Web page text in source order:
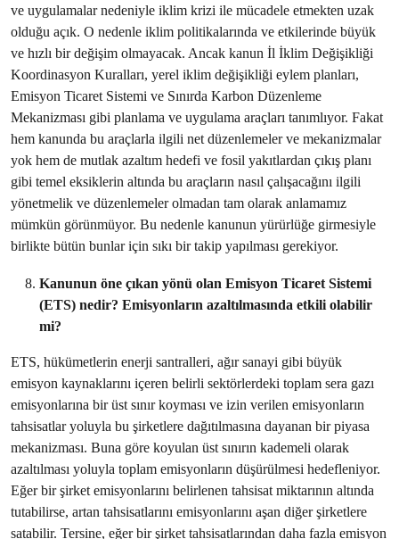
ve uygulamalar nedeniyle iklim krizi ile mücadele etmekten uzak
olduğu açık. O nedenle iklim politikalarında ve etkilerinde büyük
ve hızlı bir değişim olmayacak. Ancak kanun İl İklim Değişikliği
Koordinasyon Kuralları, yerel iklim değişikliği eylem planları,
Emisyon Ticaret Sistemi ve Sınırda Karbon Düzenleme
Mekanizması gibi planlama ve uygulama araçları tanımlıyor. Fakat
hem kanunda bu araçlarla ilgili net düzenlemeler ve mekanizmalar
yok hem de mutlak azaltım hedefi ve fosil yakıtlardan çıkış planı
gibi temel eksiklerin altında bu araçların nasıl çalışacağını ilgili
yönetmelik ve düzenlemeler olmadan tam olarak anlamamız
mümkün görünmüyor. Bu nedenle kanunun yürürlüğe girmesiyle
birlikte bütün bunlar için sıkı bir takip yapılması gerekiyor.
Kanunun öne çıkan yönü olan Emisyon Ticaret Sistemi
(ETS) nedir? Emisyonların azaltılmasında etkili olabilir
mi?
ETS, hükümetlerin enerji santralleri, ağır sanayi gibi büyük
emisyon kaynaklarını içeren belirli sektörlerdeki toplam sera gazı
emisyonlarına bir üst sınır koyması ve izin verilen emisyonların
tahsisatlar yoluyla bu şirketlere dağıtılmasına dayanan bir piyasa
mekanizması. Buna göre koyulan üst sınırın kademeli olarak
azaltılması yoluyla toplam emisyonların düşürülmesi hedefleniyor.
Eğer bir şirket emisyonlarını belirlenen tahsisat miktarının altında
tutabilirse, artan tahsisatlarını emisyonlarını aşan diğer şirketlere
satabilir. Tersine, eğer bir şirket tahsisatlarından daha fazla emisyon